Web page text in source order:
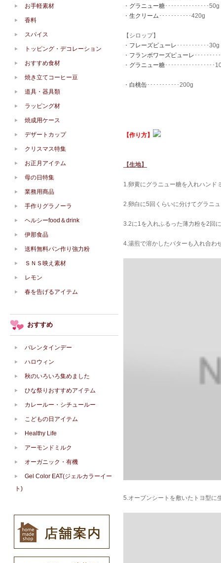
・ グラニュー糖･･･････････････50g
・ 生クリーム ･･･････････420g
【シロップ】
・ フレーズピューレ ･･･････････30g
・ フランボワーズピューレ ････････
・ グラニュー糖･････････････････
・ 白桃缶･･･････････200g
【作り方】
【生地】
1.卵黄にグラニュー糖を入れハンド
2.卵白に5回くらいに分けてグラニ
3.2に1を入れふるった薄力粉を2回
4.湯煎で溶かしたバターも入れ合わ
5.オーブンシートを敷いたトヨ型
お手軽素材
香料
スパイス
トッピング・デコレーション
おすすめ食材
焼き立てコーヒー豆
道具・器具類
ラッピング材
焼成用ケース
デザートカップ
クリスマス特集
お正月アイテム
母の日特集
業務用商品
手作りグラノーラ
ヘルシーfood＆drink
伊那食品
送料無料パン作り強力粉
ＳＮＳ映え素材
レモン
春を告げるアイテム
おすすめ
バレンタインデー
ハロウィン
秋のいろいろ集めました
ひな祭りおすすめアイテム
カレールー・シチュールー
こどもの日アイテム
Healthy Life
アーモンドミルク
オーガニック・有機
Gel Color EAT(ジェルカラーイー
ト)